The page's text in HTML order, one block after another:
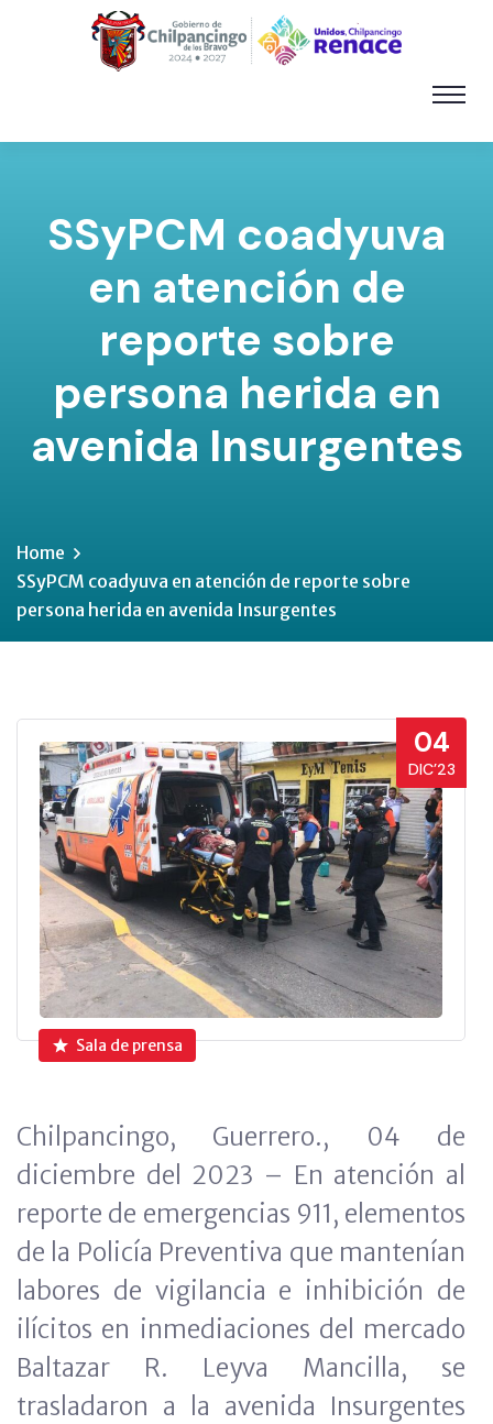
SSyPCM coadyuva
en atención de
reporte sobre
persona herida en
avenida Insurgentes
Home
SSyPCM coadyuva en atención de reporte sobre
persona herida en avenida Insurgentes
04
DIC’23
Sala de prensa
Chilpancingo, Guerrero., 04 de
diciembre del 2023 – En atención al
reporte de emergencias 911, elementos
de la Policía Preventiva que mantenían
labores de vigilancia e inhibición de
ilícitos en inmediaciones del mercado
Baltazar R. Leyva Mancilla, se
trasladaron a la avenida Insurgentes